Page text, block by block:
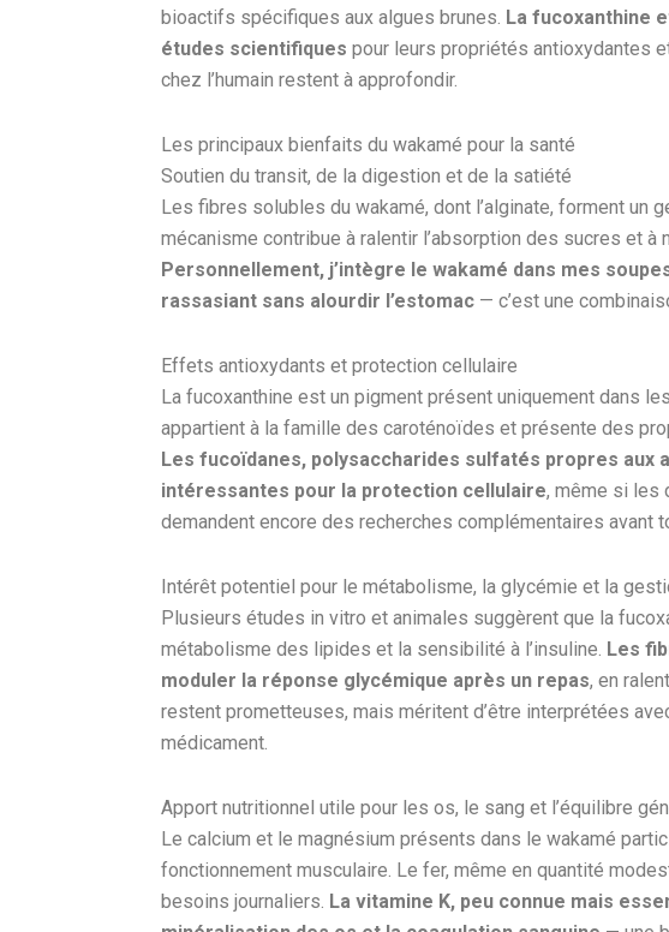
bioactifs spécifiques aux algues brunes. La fucoxanthine
études scientifiques pour leurs propriétés antioxydantes
chez l’humain restent à approfondir.
Les principaux bienfaits du wakamé pour la santé
Soutien du transit, de la digestion et de la satiété
Les fibres solubles du wakamé, dont l’alginate, forment un
mécanisme contribue à ralentir l’absorption des sucres et à
Personnellement, j’intègre le wakamé dans mes
rassasiant sans alourdir l’estomac — c’est une
Effets antioxydants et protection cellulaire
La fucoxanthine est un pigment présent uniquement dans
appartient à la famille des caroténoïdes et présente des
Les fucoïdanes, polysaccharides sulfatés propres aux
intéressantes pour la protection cellulaire, même si les
demandent encore des recherches complémentaires avant
Intérêt potentiel pour le métabolisme, la glycémie et la
Plusieurs études in vitro et animales suggèrent que la
métabolisme des lipides et la sensibilité à l’insuline. Les
moduler la réponse glycémique après un repas, en
restent prometteuses, mais méritent d’être interprétées
médicament.
Apport nutritionnel utile pour les os, le sang et l’équilibre
Le calcium et le magnésium présents dans le wakamé
fonctionnement musculaire. Le fer, même en quantité
besoins journaliers. La vitamine K, peu connue mais